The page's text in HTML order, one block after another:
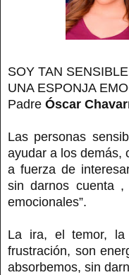
SOY TAN
UNA ESPONJA
Padre Óscar
Las personas
ayudar a los demás,
a fuerza de
sin darnos cuenta ,
emocionales”.
La ira, el temor, la
frustración, son
absorbemos, sin